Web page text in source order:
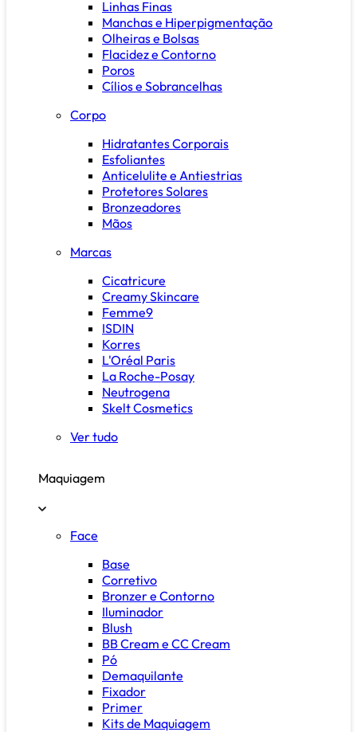
Linhas Finas
Manchas e Hiperpigmentação
Olheiras e Bolsas
Flacidez e Contorno
Poros
Cílios e Sobrancelhas
Corpo
Hidratantes Corporais
Esfoliantes
Anticelulite e Antiestrias
Protetores Solares
Bronzeadores
Mãos
Marcas
Cicatricure
Creamy Skincare
Femme9
ISDIN
Korres
L'Oréal Paris
La Roche-Posay
Neutrogena
Skelt Cosmetics
Ver tudo
Maquiagem
Face
Base
Corretivo
Bronzer e Contorno
Iluminador
Blush
BB Cream e CC Cream
Pó
Demaquilante
Fixador
Primer
Kits de Maquiagem